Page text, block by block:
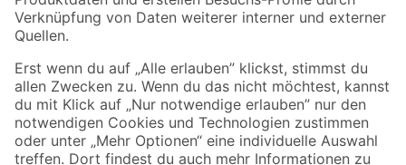
Sicher einkaufen
Jetzt die toom-App herunterladen